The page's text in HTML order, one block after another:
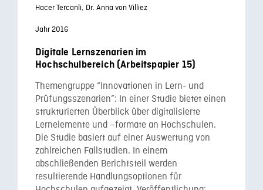
Hacer Tercanli, Dr. Anna von Villiez
Jahr 2016
Digitale Lernszenarien im
Hochschulbereich (Arbeitspapier 15)
Themengruppe “Innovationen in Lern- und
Prüfungsszenarien”: In einer Studie bietet einen
strukturierten Überblick über digitalisierte
Lernelemente und –formate an Hochschulen.
Die Studie basiert auf einer Auswertung von
zahlreichen Fallstudien. In einem
abschließenden Berichtsteil werden
resultierende Handlungsoptionen für